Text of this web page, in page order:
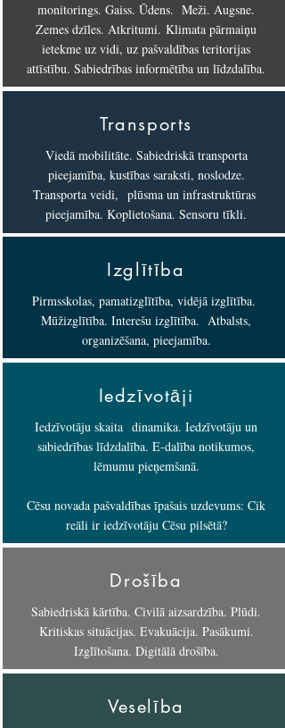
monitorings. Gaiss. Ūdens. Meži. Augsne.
Zemes dzīles. Atkritumi. Klimata pārmaiņu
ietekme uz vidi, uz pašvaldības teritorijas
attīstību. Sabiedrības informētība un līdzdalība.
Transports
Viedā mobilitāte. Sabiedriskā transporta
pieejamība, kustības saraksti, noslodze.
Transporta veidi, plūsma un infrastruktūras
pieejamība. Koplietošana. Sensoru tīkli.
Izglītība
Pirmsskolas, pamatizglītība, vidējā izglītība.
Mūžizglītība. Interešu izglītība. Atbalsts,
organizēšana, pieejamība.
Iedzīvotāji
Iedzīvotāju skaita dinamika. Iedzīvotāju un
sabiedrības līdzdalība. E-dalība notikumos,
lēmumu pieņemšanā.
Cēsu novada pašvaldības īpašais uzdevums: Cik
reāli ir iedzīvotāju Cēsu pilsētā?
Drošība
Sabiedriskā kārtība. Civilā aizsardzība. Plūdi.
Kritiskas situācijas. Evakuācija. Pasākumi.
Izglītošana. Digitālā drošība.
Veselība